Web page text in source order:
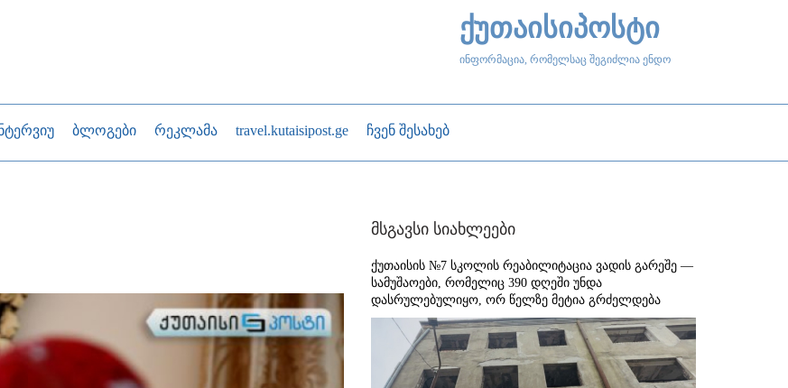
ქუთაისიპოსტი
ინფორმაცია, რომელსაც შეგიძლია ენდო
ბლოგები რეკლამა travel.kutaisipost.ge ჩვენ შესახებ
მსგავსი სიახლეები
ქუთაისის №7 სკოლის რეაბილიტაცია ვადის გარეშე —
სამუშაოები, რომელიც 390 დღეში უნდა
დასრულებულიყო, ორ წელზე მეტია გრძელდება